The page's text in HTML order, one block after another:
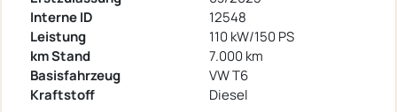
Interne ID
12548
Leistung
110 kW/150 PS
km Stand
7.000 km
Basisfahrzeug
VW T6
Kraftstoff
Diesel